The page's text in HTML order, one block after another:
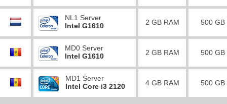
NL1 Server
Intel G1610
2 GB RAM 500 GB
MD0 Server
Intel G1610
2 GB RAM 500 GB
MD1 Server
Intel Core i3 2120
4 GB RAM 500 GB